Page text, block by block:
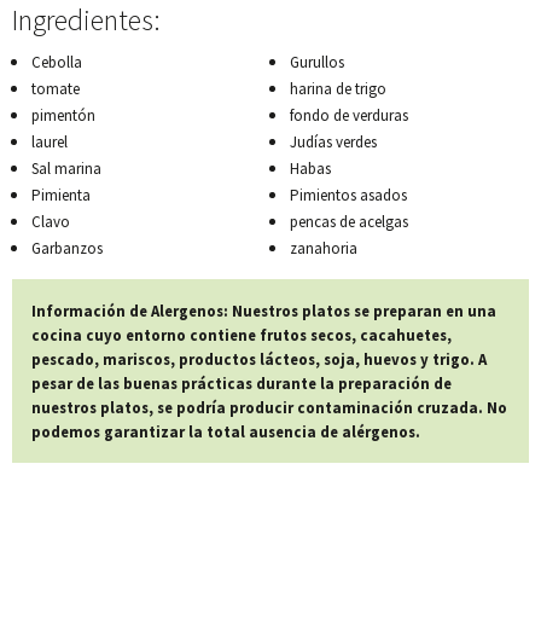
Ingredientes:
Cebolla
tomate
pimentón
laurel
Sal marina
Pimienta
Clavo
Garbanzos
Gurullos
harina de trigo
fondo de verduras
Judías verdes
Habas
Pimientos asados
pencas de acelgas
zanahoria
Información de Alergenos: Nuestros platos se preparan en una
cocina cuyo entorno contiene frutos secos, cacahuetes,
pescado, mariscos, productos lácteos, soja, huevos y trigo. A
pesar de las buenas prácticas durante la preparación de
nuestros platos, se podría producir contaminación cruzada. No
podemos garantizar la total ausencia de alérgenos.